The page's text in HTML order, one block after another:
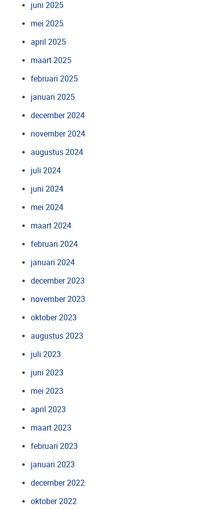
juni 2025
mei 2025
april 2025
maart 2025
februari 2025
januari 2025
december 2024
november 2024
augustus 2024
juli 2024
juni 2024
mei 2024
maart 2024
februari 2024
januari 2024
december 2023
november 2023
oktober 2023
augustus 2023
juli 2023
juni 2023
mei 2023
april 2023
maart 2023
februari 2023
januari 2023
december 2022
oktober 2022